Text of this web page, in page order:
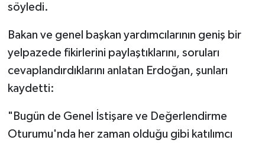
söyledi.
Bakan ve genel başkan yardımcılarının geniş bir
yelpazede fikirlerini paylaştıklarını, soruları
cevaplandırdıklarını anlatan Erdoğan, şunları
kaydetti:
"Bugün de Genel İstişare ve Değerlendirme
Oturumu'nda her zaman olduğu gibi katılımcı